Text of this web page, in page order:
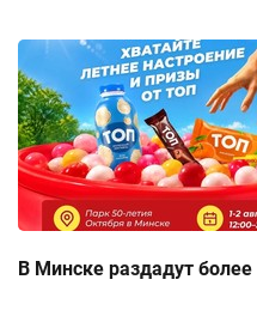
В Минске раздадут